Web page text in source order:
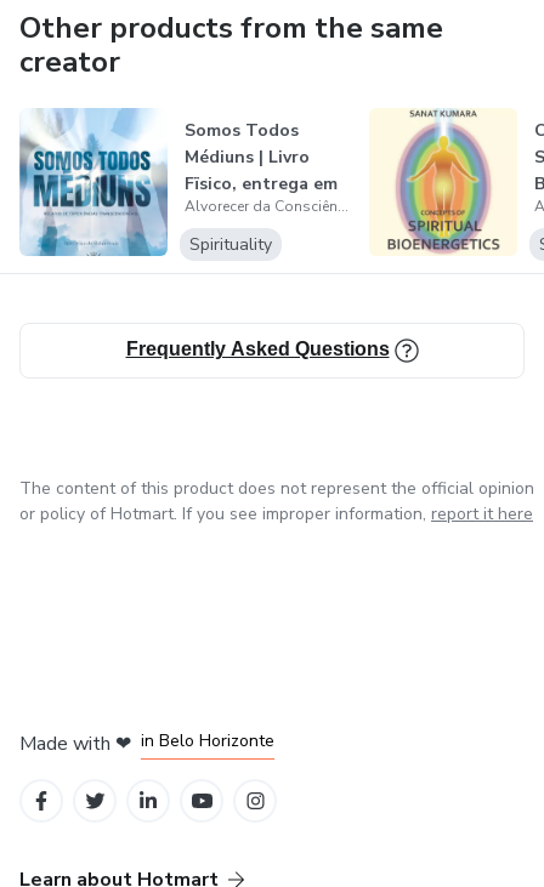
versão PDF.
Se preferir, os E-books também estão disponíveis em
versão Kindle, basta acessar:
https://bit.ly/LivrosCanalizadosAlvorecerdaConsciencia
Other products from the same
creator
Somos Todos
Médiuns | Livro
Fïsico, entrega em
mãos
Alvorecer da Consciência | Médium Bárbara Volkmann
Spirituality
Frequently Asked Questions
The content of this product does not represent the official opinion
or policy of Hotmart. If you see improper information, report it here
Made with ❤ in Belo Horizonte
Learn about Hotmart